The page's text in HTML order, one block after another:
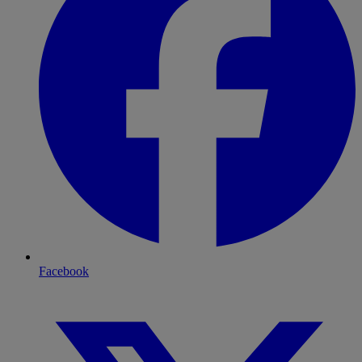
Facebook